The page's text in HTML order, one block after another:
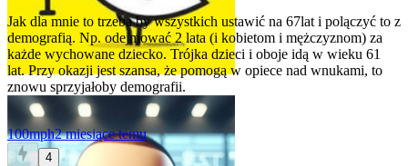
Jak dla mnie to trzeba by wszystkich ustawić na 67lat i polączyć to z
demografią. Np. odejmować 2 lata (i kobietom i mężczyznom) za
każde wychowane dziecko. Trójka dzieci i oboje idą w wieku 61
lat. Przy okazji jest szansa, że pomogą w opiece nad wnukami, to
znowu sprzyjałoby demografii.
100mph2 miesiące temu
4